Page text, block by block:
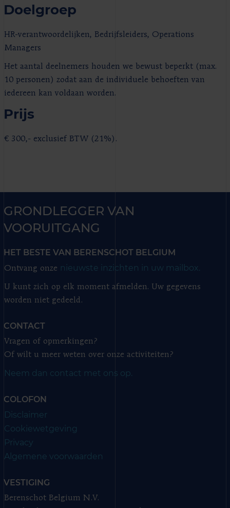
Doelgroep
HR-verantwoordelijken, Bedrijfsleiders, Operations
Managers
Het aantal deelnemers houden we bewust beperkt (max.
10 personen) zodat aan de individuele behoeften van
iedereen kan voldaan worden.
Prijs
€ 300,- exclusief BTW (21%).
GRONDLEGGER VAN
VOORUITGANG
HET BESTE VAN BERENSCHOT BELGIUM
Ontvang onze nieuwste inzichten in uw mailbox.
U kunt zich op elk moment afmelden. Uw gegevens
worden niet gedeeld.
CONTACT
Vragen of opmerkingen?
Of wilt u meer weten over onze activiteiten?
Neem dan contact met ons op.
COLOFON
Disclaimer
Cookiewetgeving
Privacy
Algemene voorwaarden
VESTIGING
Berenschot Belgium N.V.